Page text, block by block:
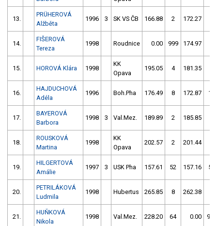
13.
PRÜHEROVÁ
Alžběta
1996 3 SK VS ČB 166.88 2 172.27
14.
FIŠEROVÁ
Tereza
1998 Roudnice 0.00 999 174.97
15. HOROVÁ Klára 1998
KK
Opava
195.05 4 181.35
16.
HAJDUCHOVÁ
Adéla
1996 Boh.Pha 176.49 8 172.87 12
17.
BAYEROVÁ
Barbora
1998 3 Val.Mez. 189.89 2 185.85
18.
ROUSKOVÁ
Martina
1998
KK
Opava
202.57 2 201.44
19.
HILGERTOVÁ
Amálie
1997 3 USK Pha 157.61 52 157.16 52
20.
PETRILÁKOVÁ
Ludmila
1998 Hubertus 265.85 8 262.38
21.
HUŇKOVÁ
Nikola
1998 Val.Mez. 228.20 64 0.00 999